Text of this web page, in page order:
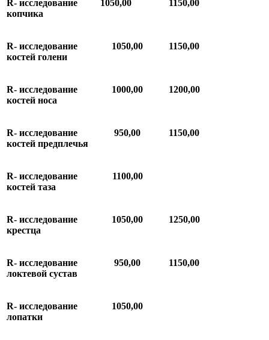
R- исследование
копчика
1050,00 1150,00
R- исследование
костей голени
1050,00 1150,00
R- исследование
костей носа
1000,00 1200,00
R- исследование
костей предплечья
950,00 1150,00
R- исследование
костей таза
1100,00
R- исследование
крестца
1050,00 1250,00
R- исследование
локтевой сустав
950,00 1150,00
R- исследование
лопатки
1050,00